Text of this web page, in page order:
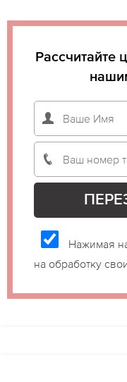
Рассчитайте
Нажимая
на обработку